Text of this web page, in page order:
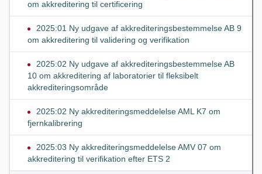
om akkreditering til certificering
2025:01 Ny udgave af akkrediteringsbestemmelse AB 9
om akkreditering til validering og verifikation
2025:02 Ny udgave af akkrediteringsbestemmelse AB
10 om akkreditering af laboratorier til fleksibelt
akkrediteringsområde
2025:02 Ny akkrediteringsmeddelelse AML K7 om
fjernkalibrering
2025:03 Ny akkrediteringsmeddelelse AMV 07 om
akkreditering til verifikation efter ETS 2